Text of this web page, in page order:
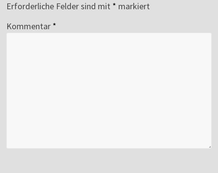
Erforderliche Felder sind mit * markiert
Kommentar *